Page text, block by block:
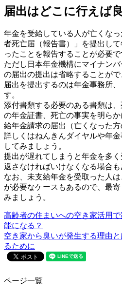
届出はどこに行えば
年金を受給している人が亡くな
者死亡届（報告書）」を提出し
ったことを報告することが必要で
ただし日本年金機構にマイナン
の届出の提出は省略することがで
届出を提出するのは年金事務所
す。
添付書類する必要のある書類は
の年金証書、死亡の事実を明ら
給年金請求の届出（亡くなった方
詳しくはねんきんダイヤルや年
してみましょう。
提出が遅れてしまうと年金を多
返さなければいけなくなる場合も
なお、未支給年金を受取った人
が必要なケースもあるので、最
みましょう。
高齢者の住まいへの空き家活用
能になる？
空き家から臭いが発生する理由
るために
ページ一覧